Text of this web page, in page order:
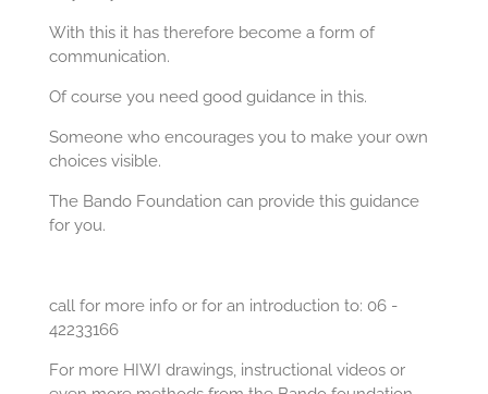
With this it has therefore become a form of
communication.
Of course you need good guidance in this.
Someone who encourages you to make your own
choices visible.
The Bando Foundation can provide this guidance
for you.
call for more info or for an introduction to: 06 -
42233166
For more HIWI drawings, instructional videos or